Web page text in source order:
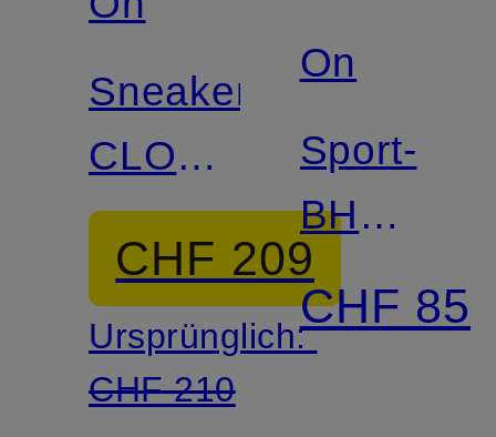
Sneaker
CLOUD
6 WP
CHF 209
Ursprünglich:
CHF 210
On
Sport-
BH
TRAIN
mit
CHF 85